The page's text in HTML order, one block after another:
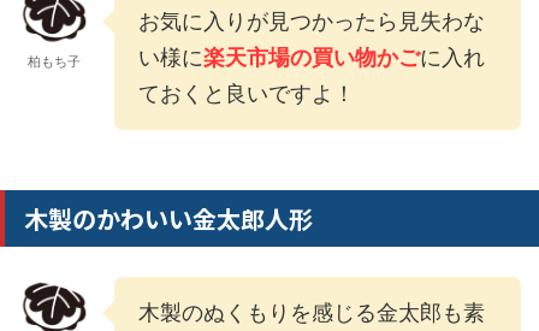
柏もち子
お気に入りが見つかったら見失わな
い様に楽天市場の買い物かごに入れ
ておくと良いですよ！
木製のかわいい金太郎人形
木製のぬくもりを感じる金太郎も素